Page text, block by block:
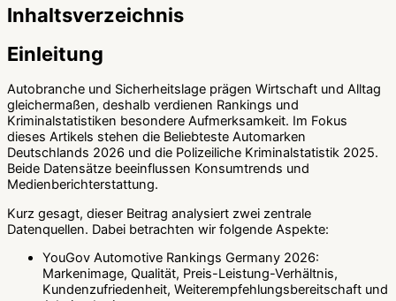
Inhaltsverzeichnis
Einleitung
Autobranche und Sicherheitslage prägen Wirtschaft und Alltag
gleichermaßen, deshalb verdienen Rankings und
Kriminalstatistiken besondere Aufmerksamkeit. Im Fokus
dieses Artikels stehen die Beliebteste Automarken
Deutschlands 2026 und die Polizeiliche Kriminalstatistik 2025.
Beide Datensätze beeinflussen Konsumtrends und
Medienberichterstattung.
Kurz gesagt, dieser Beitrag analysiert zwei zentrale
Datenquellen. Dabei betrachten wir folgende Aspekte:
YouGov Automotive Rankings Germany 2026:
Markenimage, Qualität, Preis-Leistung-Verhältnis,
Kundenzufriedenheit, Weiterempfehlungsbereitschaft und